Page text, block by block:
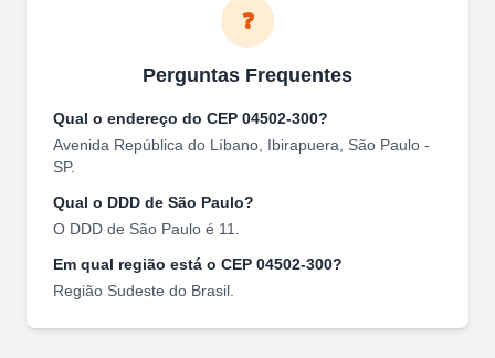
❓
Perguntas Frequentes
Qual o endereço do CEP 04502-300?
Avenida República do Líbano Ibirapuera São Paulo -
SP.
Qual o DDD de São Paulo?
O DDD de São Paulo é 11
Em qual região está o CEP 04502-300?
Região Sudeste do Brasil.